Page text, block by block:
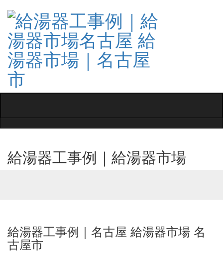
給湯器工事例｜給湯器市場
給湯器工事例｜名古屋 給湯器市場 名
古屋市